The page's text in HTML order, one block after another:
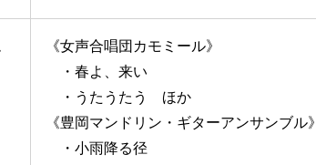
《女声合唱団カモミール》
・春よ、来い
・うたうたう ほか
《豊岡マンドリン・ギターアンサンブル》
・小雨降る径